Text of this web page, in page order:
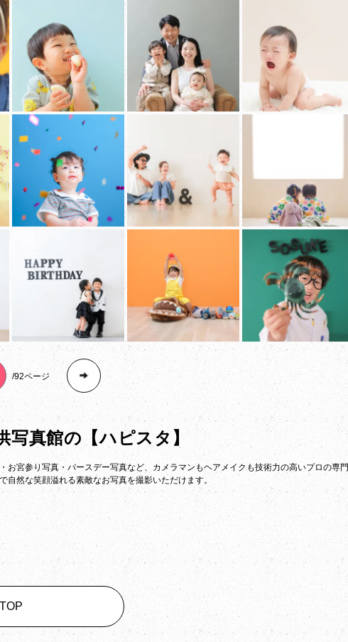
92ページ
写真館の 【ハピスタ】
お宮参り写真・バースデー写真など、カメラマンもヘアメイクも技術力の高いプロの専門
然な笑顔溢れる素敵なお写真を撮影いただけます。
TOP